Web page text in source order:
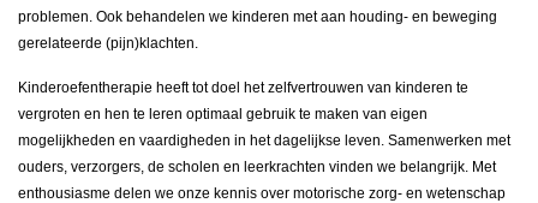
problemen. Ook behandelen we kinderen met aan houding- en beweging
gerelateerde (pijn)klachten.
Kinderoefentherapie heeft tot doel het zelfvertrouwen van kinderen te
vergroten en hen te leren optimaal gebruik te maken van eigen
mogelijkheden en vaardigheden in het dagelijkse leven. Samenwerken met
ouders, verzorgers, de scholen en leerkrachten vinden we belangrijk. Met
enthousiasme delen we onze kennis over motorische zorg- en wetenschap